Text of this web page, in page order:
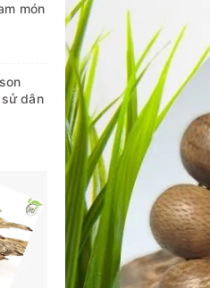
món
dân